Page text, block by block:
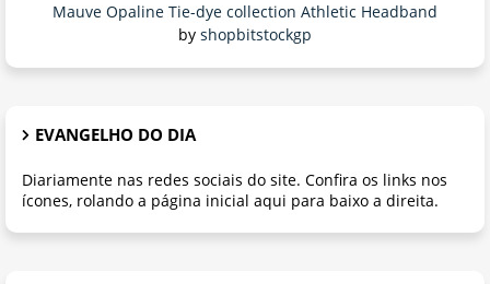
Mauve Opaline Tie-dye collection Athletic Headband
by shopbitstockgp
EVANGELHO DO DIA
Diariamente nas redes sociais do site. Confira os links nos
ícones, rolando a página inicial aqui para baixo a direita.